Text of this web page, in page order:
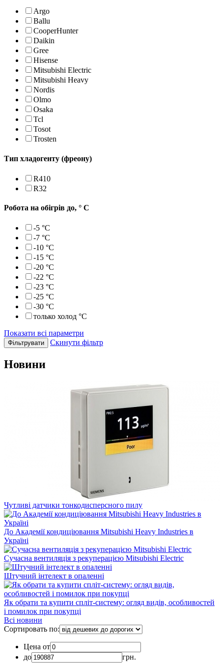
Argo
Ballu
CooperHunter
Daikin
Gree
Hisense
Mitsubishi Electric
Mitsubishi Heavy
Nordis
Olmo
Osaka
Tcl
Tosot
Trosten
Тип хладогенту (фреону)
R410
R32
Робота на обігрів до, ° С
-5 °С
-7 °С
-10 °С
-15 °С
-20 °С
-22 °С
-23 °С
-25 °С
-30 °С
только холод °С
Показати всі параметри
Скинути фільтр
Новини
Чутливі датчики тонкодисперсного пилу
До Академії кондиціювання Mitsubishi Heavy Industries в
Україні
Сучасна вентиляція з рекуперацією Mitsubishi Electric
Штучний інтелект в опаленні
Як обрати та купити спліт-систему: огляд видів, особливостей
і помилок при покупці
Всі новини
Сортировать по:
Цена от
до
грн.